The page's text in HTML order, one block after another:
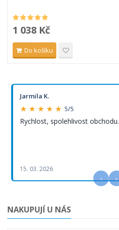
1 038 Kč
Do košíku
Jarmila K.
★ ★ ★ ★ ★ 5/5
Rychlost, spolehlivost obchodu.
15. 03. 2026
‹ ›
NAKUPUJÍ U NÁS